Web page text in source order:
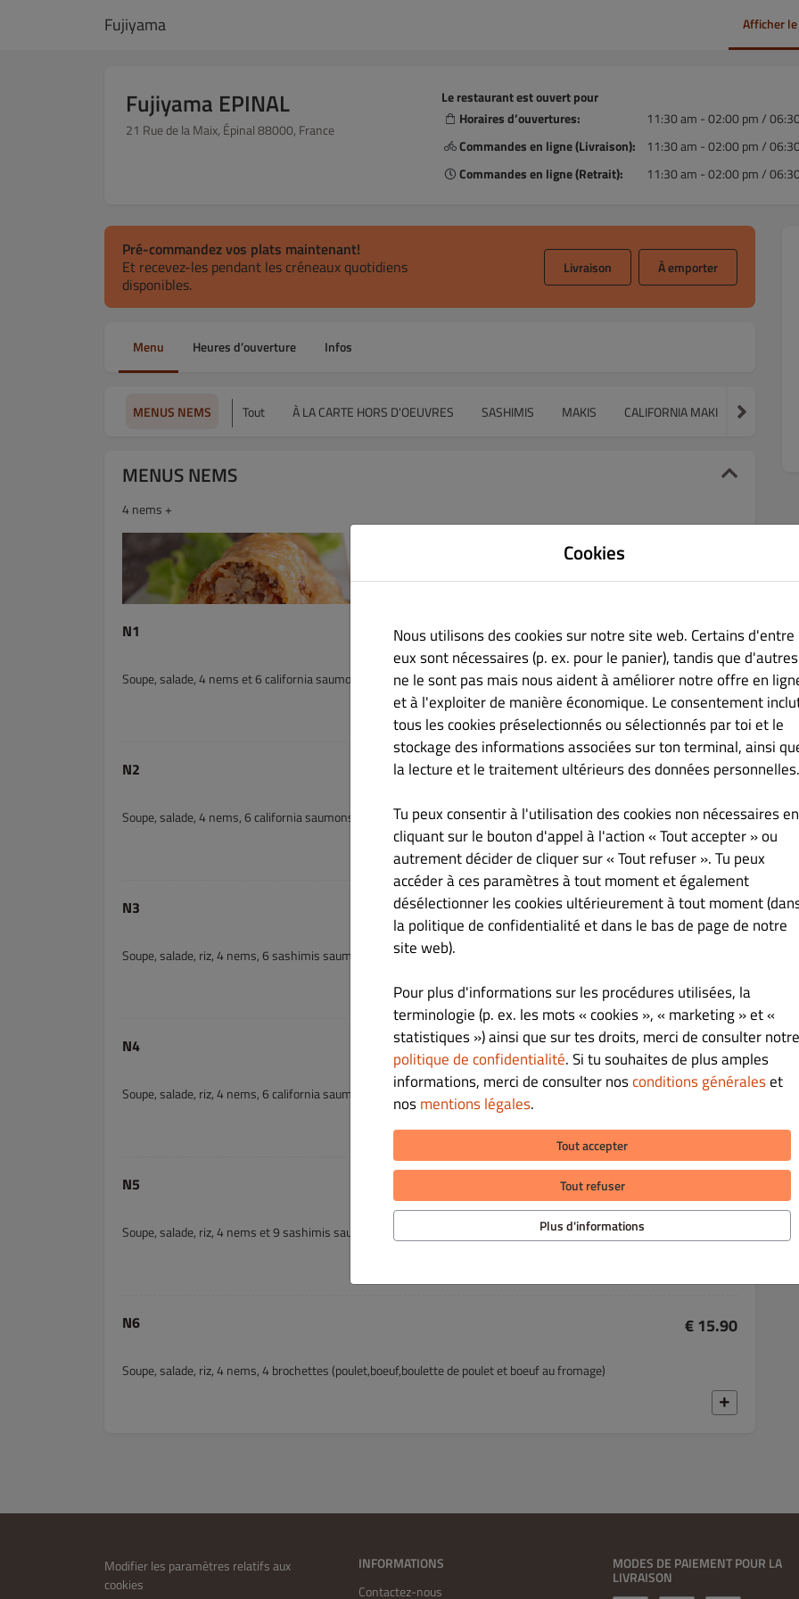
Fujiyama Afficher
Fujiyama EPINAL
21 Rue de la Maix, Épinal 88000, France
Le restaurant est ouvert pour
Horaires d’ouvertures:
11:30 am - 02:00 pm /
Commandes en ligne (Livraison):
11:30 am - 02:00 pm /
Commandes en ligne (Retrait):
11:30 am - 02:00 pm /
Pré-commandez vos plats maintenant!
Et recevez-les pendant les créneaux quotidiens
disponibles.
Livraison À emporter
Menu Heures d’ouverture Infos
MENUS NEMS Tout À LA CARTE HORS D'OEUVRES SASHIMIS MAKIS CALIFORNIA MAKI TEMAKI
MENUS NEMS
4 nems +
N1 € 13.90
Soupe, salade, 4 nems et 6 california saumons avocats.
N2 € 15.90
Soupe, salade, 4 nems, 6 california saumons avocats et 3 sushis saumons.
N3 € 15.90
Soupe, salade, riz, 4 nems, 6 sashimis saumon et 3 sushis saumons.
N4 € 15.50
Soupe, salade, riz, 4 nems, 6 california saumons avocats et 6 sashimis saumons.
N5
Soupe, salade, riz, 4 nems et 9 sashimis saumons.
N6 € 15.90
Soupe, salade, riz, 4 nems, 4 brochettes (poulet,boeuf,boulette de poulet et boeuf au fromage)
Modifier les paramètres relatifs aux
cookies
INFORMATIONS
Contactez-nous
MODES DE PAIEMENT POUR LA
LIVRAISON
Cookies
Nous utilisons des cookies sur notre site web. Certains d'entre
eux sont nécessaires (p. ex. pour le panier), tandis que d'autres
ne le sont pas mais nous aident à améliorer notre offre en
et à l'exploiter de manière économique. Le consentement
tous les cookies préselectionnés ou sélectionnés par toi et le
stockage des informations associées sur ton terminal, ainsi
la lecture et le traitement ultérieurs des données personnelles.
Tu peux consentir à l'utilisation des cookies non nécessaires en
cliquant sur le bouton d'appel à l'action « Tout accepter » ou
autrement décider de cliquer sur « Tout refuser ». Tu peux
accéder à ces paramètres à tout moment et également
désélectionner les cookies ultérieurement à tout moment
la politique de confidentialité et dans le bas de page de notre
site web).
Pour plus d'informations sur les procédures utilisées, la
terminologie (p. ex. les mots « cookies », « marketing » et «
statistiques ») ainsi que sur tes droits, merci de consulter notre
politique de confidentialité. Si tu souhaites de plus amples
informations, merci de consulter nosconditions généraleset
nosmentions légales.
Tout accepter
Tout refuser
Plus d'informations